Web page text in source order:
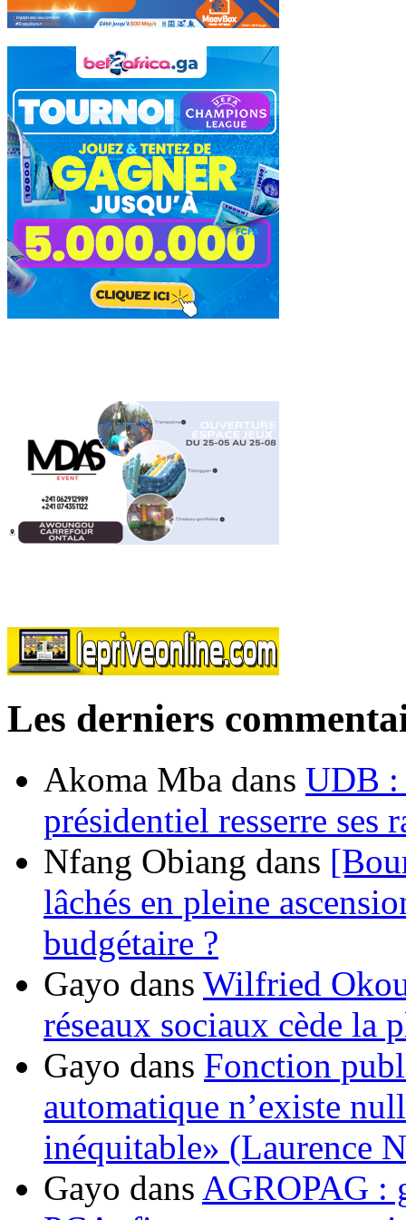
Les derniers
Akoma Mba dans UDB :
présidentiel resserre ses
Nfang Obiang dans
lâchés en pleine
budgétaire ?
Gayo dans Wilfried
réseaux sociaux cède la
Gayo dans Fonction
automatique n’existe
inéquitable» (Laurence
Gayo dans AGROPAG :